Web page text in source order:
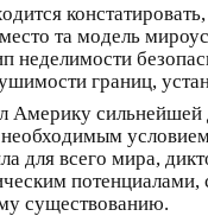
та модель
неделимости
границ,
Америку
необходимым
для всего мира,
потенциалами,
существованию.